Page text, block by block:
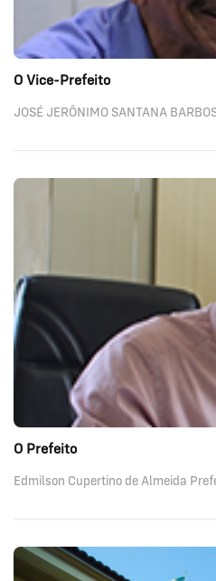
O Vice-Prefeito
JOSÉ JERÔNIMO SANTANA
O Prefeito
Edmilson Cupertino de Almeida